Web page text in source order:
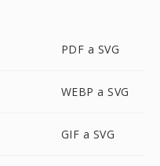
PDF a SVG
WEBP a SVG
GIF a SVG